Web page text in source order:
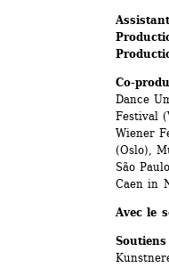
Co-
Dance
Festival
Wiener
(Oslo),
São
Caen in
Avec le